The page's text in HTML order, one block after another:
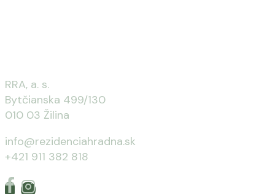
RRA, a. s.
Bytčianska 499/130
010 03 Žilina
info@rezidenciahradna.sk
+421 911 382 818